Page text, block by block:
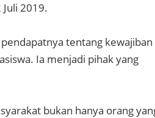
2019.
tentang kewajiban
Ia menjadi pihak yang
bukan hanya orang